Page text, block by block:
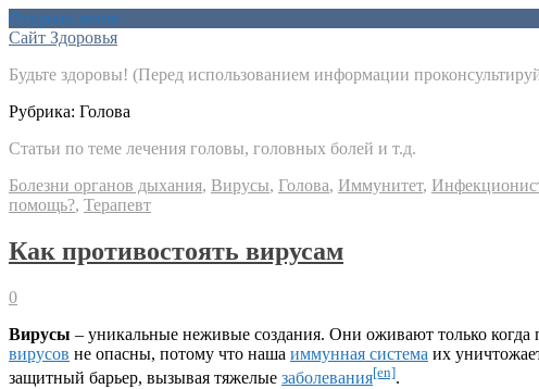
Открыть меню
Сайт Здоровья
Будьте здоровы! (Перед использованием информации
Рубрика: Голова
Статьи по теме лечения головы, головных болей и т.д.
Болезни органов дыхания, Вирусы, Голова, Иммунитет,
помощь?, Терапевт
Как противостоять вирусам
0
Вирусы – уникальные неживые создания. Они оживают только когда
вирусов не опасны, потому что наша иммунная система их
защитный барьер, вызывая тяжелые заболевания[en].